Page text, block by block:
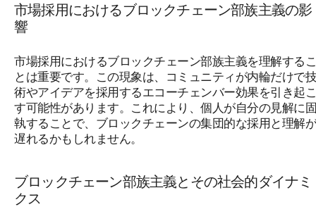
市場採用におけるブロックチェーン部族主義の影
響
市場採用におけるブロックチェーン部族主義を理解するこ
とは重要です。この現象は、コミュニティが内輪だけで技
術やアイデアを採用するエコーチェンバー効果を引き起こ
す可能性があります。これにより、個人が自分の見解に固
執することで、ブロックチェーンの集団的な採用と理解が
遅れるかもしれません。
ブロックチェーン部族主義とその社会的ダイナミ
クス